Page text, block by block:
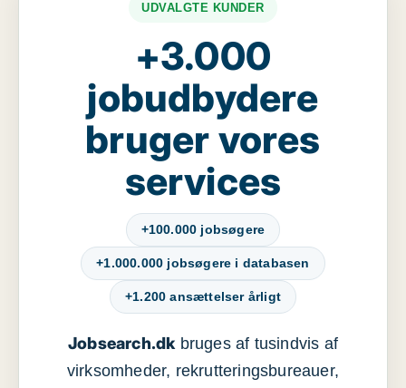
UDVALGTE KUNDER
+3.000
jobudbydere
bruger vores
services
+100.000 jobsøgere
+1.000.000 jobsøgere i databasen
+1.200 ansættelser årligt
Jobsearch.dkbruges af tusindvis af
virksomheder, rekrutteringsbureauer,